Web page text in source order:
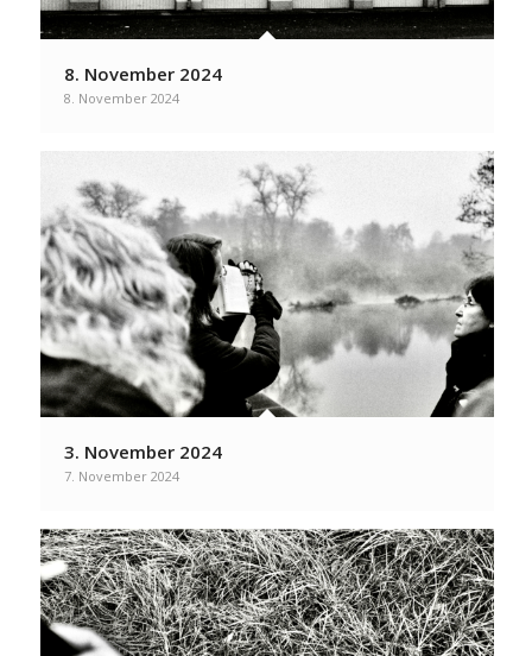
8. November 2024
8. November 2024
3. November 2024
7. November 2024